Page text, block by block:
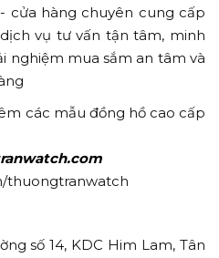
- cửa hàng chuyên cung cấp
vụ tư vấn tận tâm, minh
nghiệm mua sắm an tâm và
các mẫu đồng hồ cao cấp
thuongtranwatch
số 14, KDC Him Lam, Tân